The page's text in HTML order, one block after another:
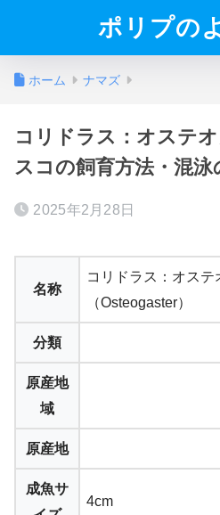
ポリプの
ホーム ナマズ
コリドラス：オステ
スコの飼育方法・混
2025年2月28日
名称
コリドラス：オステ
（Osteogaster）
分類
原産地
域
原産地
成魚サ
4cm